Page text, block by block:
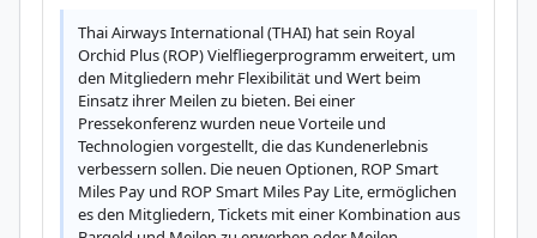
Thai Airways International (THAI) hat sein Royal
Orchid Plus (ROP) Vielfliegerprogramm erweitert, um
den Mitgliedern mehr Flexibilität und Wert beim
Einsatz ihrer Meilen zu bieten. Bei einer
Pressekonferenz wurden neue Vorteile und
Technologien vorgestellt, die das Kundenerlebnis
verbessern sollen. Die neuen Optionen, ROP Smart
Miles Pay und ROP Smart Miles Pay Lite, ermöglichen
es den Mitgliedern, Tickets mit einer Kombination aus